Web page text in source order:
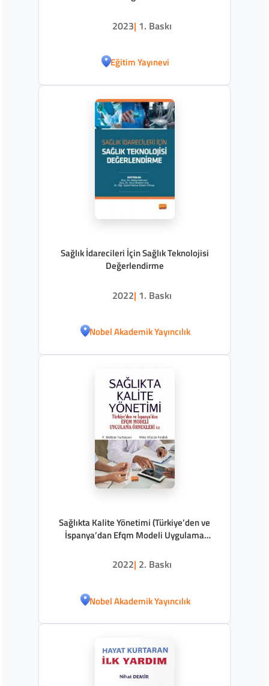
2023| 1. Baskı
Eğitim Yayınevi
Sağlık İdarecileri İçin Sağlık Teknolojisi
Değerlendirme
2022| 1. Baskı
Nobel Akademik Yayıncılık
Sağlıkta Kalite Yönetimi (Türkiye’den ve
İspanya’dan Efqm Modeli Uygulama
2022| 2. Baskı
Nobel Akademik Yayıncılık